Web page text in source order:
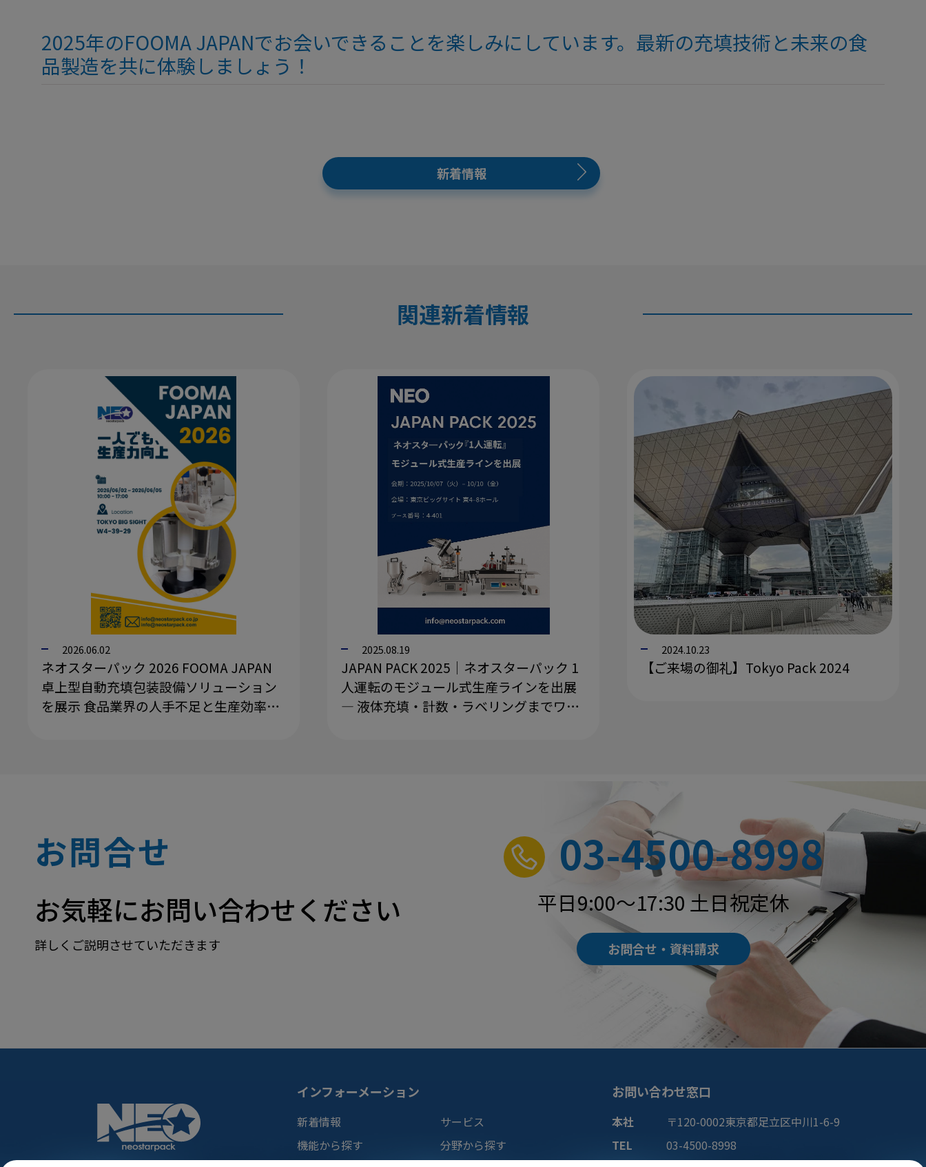
2025年のFOOMA JAPANでお会いできることを楽しみにしています。最新の充填技術と未来の食
品製造を共に体験しましょう！
新着情報
関連新着情報
2026.06.02
ネオスターパック 2026 FOOMA JAPAN
卓上型自動充填包装設備ソリューション
を展示 食品業界の人手不足と生産効率の
2025.08.19
JAPAN PACK 2025｜ネオスターパック 1
人運転のモジュール式生産ラインを出展
― 液体充填・計数・ラベリングまでワン
2024.10.23
【ご来場の御礼】Tokyo Pack 2024
お問合せ
お気軽にお問い合わせください
詳しくご説明させていただきます
03-4500-8998
平日9:00～17:30 土日祝定休
お問合せ・資料請求
インフォーメーション
新着情報
サービス
機能から探す
分野から探す
お問い合わせ窓口
本社 〒120-0002東京都足立区中川1-6-9
TEL
03-4500-8998